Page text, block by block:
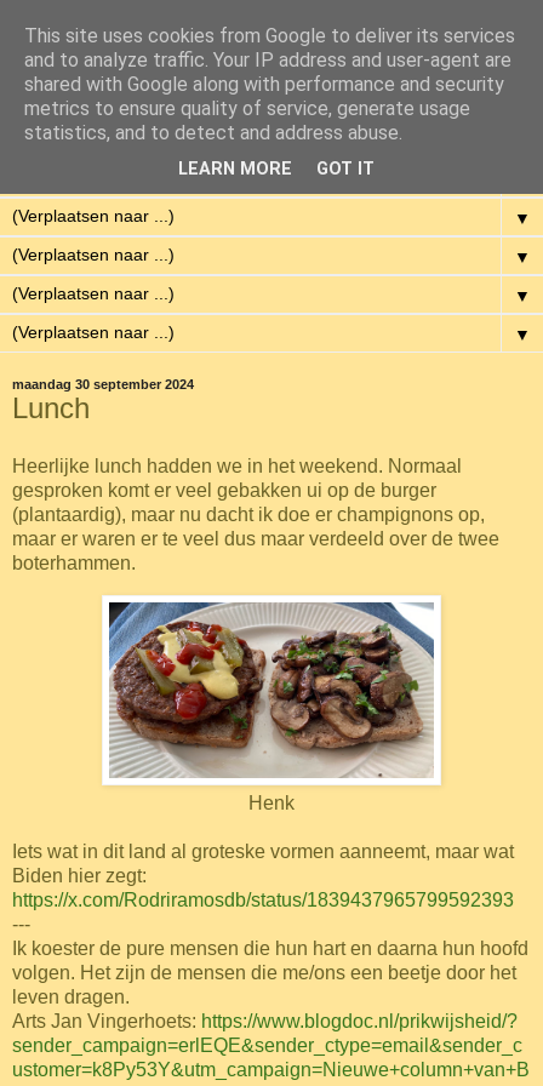
Eenvoudig Gelukkig
Met weinig middelen een hoge kwaliteit van leven hebben.
▼
▼
▼
▼
maandag 30 september 2024
Lunch
Heerlijke lunch hadden we in het weekend. Normaal
gesproken komt er veel gebakken ui op de burger
(plantaardig), maar nu dacht ik doe er champignons op,
maar er waren er te veel dus maar verdeeld over de twee
boterhammen.
Henk
Iets wat in dit land al groteske vormen aanneemt, maar wat
Biden hier zegt:
https://x.com/Rodriramosdb/status/1839437965799592393
---
Ik koester de pure mensen die hun hart en daarna hun hoofd
volgen. Het zijn de mensen die me/ons een beetje door het
leven dragen.
Arts Jan Vingerhoets: https://www.blogdoc.nl/prikwijsheid/?
sender_campaign=erlEQE&sender_ctype=email&sender_c
ustomer=k8Py53Y&utm_campaign=Nieuwe+column+van+B
This site uses cookies from Google to deliver its services
and to analyze traffic. Your IP address and user-agent are
shared with Google along with performance and security
metrics to ensure quality of service, generate usage
statistics, and to detect and address abuse.
LEARN MORE GOT IT